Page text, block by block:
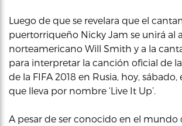
Luego de que se revelara que el
puertorriqueño Nicky Jam se unirá al
norteamericano Will Smith y a la
para interpretar la canción oficial de
de la FIFA 2018 en Rusia, hoy,
que lleva por nombre ‘Live It Up’.
A pesar de ser conocido en el mundo